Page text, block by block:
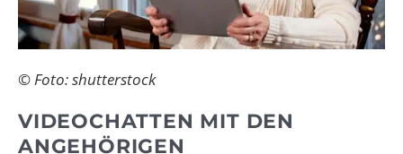
© Foto: shutterstock
VIDEOCHATTEN MIT DEN
ANGEHÖRIGEN